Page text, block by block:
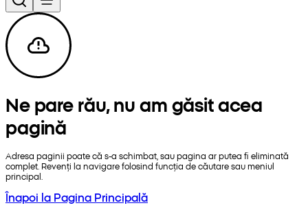
Ne pare rău, nu am găsit acea
pagină
Adresa paginii poate că s-a schimbat, sau pagina ar putea fi eliminată
complet. Revenți la navigare folosind funcția de căutare sau meniul
principal.
Înapoi la Pagina Principală